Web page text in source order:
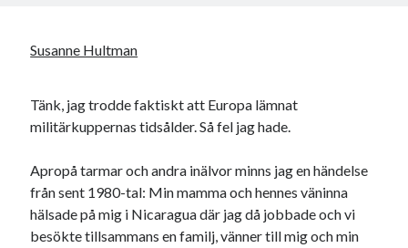
Susanne Hultman
Tänk, jag trodde faktiskt att Europa lämnat
militärkuppernas tidsålder. Så fel jag hade.
Apropå tarmar och andra inälvor minns jag en händelse
från sent 1980-tal: Min mamma och hennes väninna
hälsade på mig i Nicaragua där jag då jobbade och vi
besökte tillsammans en familj, vänner till mig och min